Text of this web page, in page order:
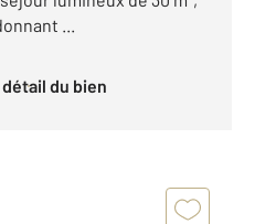
...
détail du bien